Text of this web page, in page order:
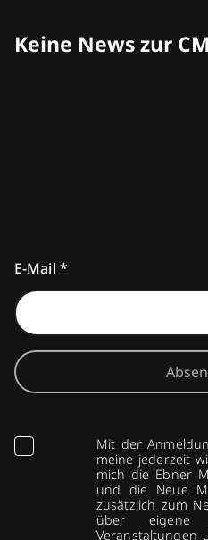
Keine News zur
E-Mail *
Mit der
meine jederzeit
mich die Ebner
und die Neue
zusätzlich zum
über eigene
Veranstaltungen